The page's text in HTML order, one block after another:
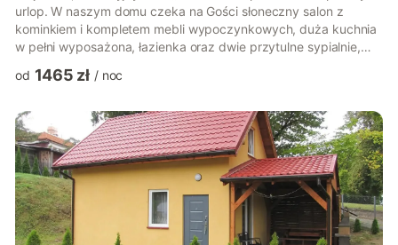
urlop. W naszym domu czeka na Gości słoneczny salon z
kominkiem i kompletem mebli wypoczynkowych, duża kuchnia
w pełni wyposażona, łazienka oraz dwie przytulne sypialnie,
osób. Aby urozmaicić pobyt dostępne są piłkarzyki, gry i
2 hektarowa działka na której znajduje się parking, plac zabaw
dla najmłodszych ( trampolina, dmuchany basenik), miejsce do
grill...
od 1465 zł / noc